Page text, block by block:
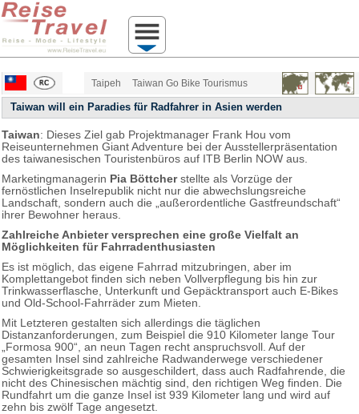
Taipeh Taiwan Go Bike Tourismus
Taiwan will ein Paradies für Radfahrer in Asien werden
Taiwan: Dieses Ziel gab Projektmanager Frank Hou vom
Reiseunternehmen Giant Adventure bei der Ausstellerpräsentation
des taiwanesischen Touristenbüros auf ITB Berlin NOW aus.
Marketingmanagerin Pia Böttcherstellte als Vorzüge der
fernöstlichen Inselrepublik nicht nur die abwechslungsreiche
Landschaft, sondern auch die „außerordentliche Gastfreundschaft“
ihrer Bewohner heraus.
Zahlreiche Anbieter versprechen eine große Vielfalt an
Möglichkeiten für Fahrradenthusiasten
Es ist möglich, das eigene Fahrrad mitzubringen, aber im
Komplettangebot finden sich neben Vollverpflegung bis hin zur
Trinkwasserflasche, Unterkunft und Gepäcktransport auch E-Bikes
und Old-School-Fahrräder zum Mieten.
Mit Letzteren gestalten sich allerdings die täglichen
Distanzanforderungen, zum Beispiel die 910 Kilometer lange Tour
„Formosa 900“, an neun Tagen recht anspruchsvoll. Auf der
gesamten Insel sind zahlreiche Radwanderwege verschiedener
Schwierigkeitsgrade so ausgeschildert, dass auch Radfahrende, die
nicht des Chinesischen mächtig sind, den richtigen Weg finden. Die
Rundfahrt um die ganze Insel ist 939 Kilometer lang und wird auf
zehn bis zwölf Tage angesetzt.